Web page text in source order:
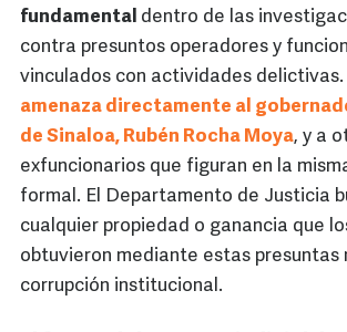
fundamental dentro de las
contra presuntos operadores y
vinculados con actividades delictivas.
amenaza directamente al
de Sinaloa, Rubén Rocha Moya, y a
exfuncionarios que figuran en la
formal. El Departamento de Justicia
cualquier propiedad o ganancia que
obtuvieron mediante estas presuntas
corrupción institucional.